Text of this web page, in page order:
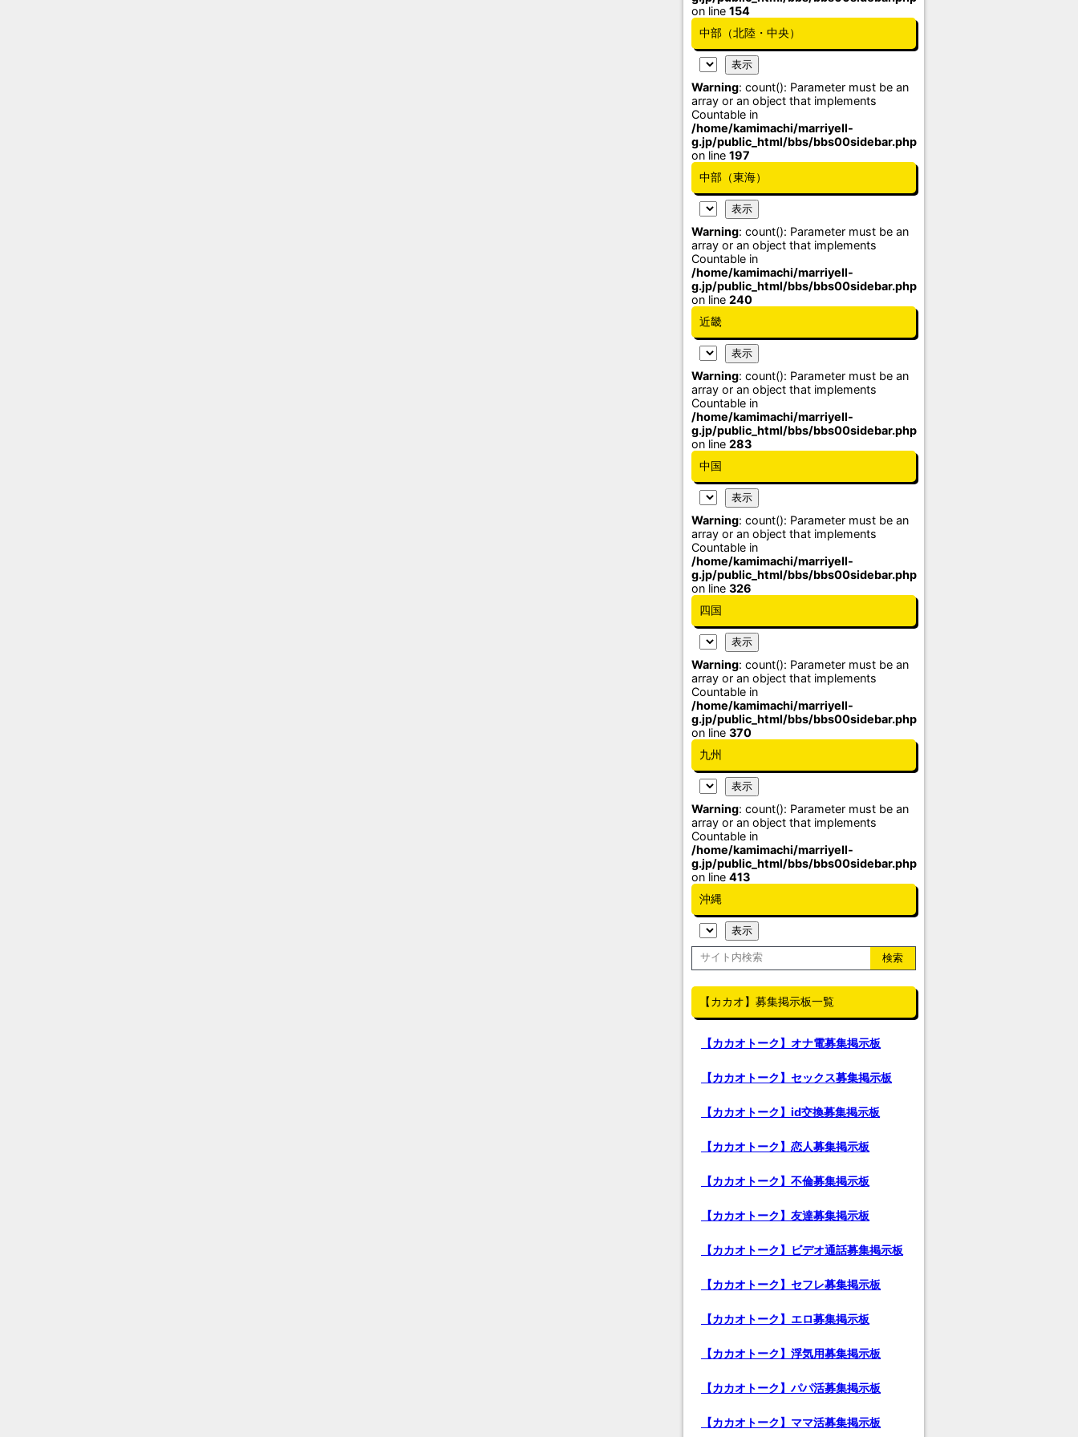
on line 154
中部（北陸・中央）
Warning: count(): Parameter must be an
array or an object that implements
Countable in
/home/kamimachi/marriyell-
g.jp/public_html/bbs/bbs00sidebar.php
on line 197
中部（東海）
Warning: count(): Parameter must be an
array or an object that implements
Countable in
/home/kamimachi/marriyell-
g.jp/public_html/bbs/bbs00sidebar.php
on line 240
近畿
Warning: count(): Parameter must be an
array or an object that implements
Countable in
/home/kamimachi/marriyell-
g.jp/public_html/bbs/bbs00sidebar.php
on line 283
中国
Warning: count(): Parameter must be an
array or an object that implements
Countable in
/home/kamimachi/marriyell-
g.jp/public_html/bbs/bbs00sidebar.php
on line 326
四国
Warning: count(): Parameter must be an
array or an object that implements
Countable in
/home/kamimachi/marriyell-
g.jp/public_html/bbs/bbs00sidebar.php
on line 370
九州
Warning: count(): Parameter must be an
array or an object that implements
Countable in
/home/kamimachi/marriyell-
g.jp/public_html/bbs/bbs00sidebar.php
on line 413
沖縄
【カカオ】募集掲示板一覧
【カカオトーク】オナ電募集掲示板
【カカオトーク】セックス募集掲示板
【カカオトーク】id交換募集掲示板
【カカオトーク】恋人募集掲示板
【カカオトーク】不倫募集掲示板
【カカオトーク】友達募集掲示板
【カカオトーク】ビデオ通話募集掲示板
【カカオトーク】セフレ募集掲示板
【カカオトーク】エロ募集掲示板
【カカオトーク】浮気用募集掲示板
【カカオトーク】パパ活募集掲示板
【カカオトーク】ママ活募集掲示板